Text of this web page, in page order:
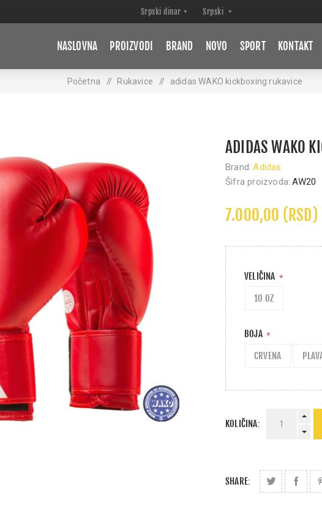
NASLOVNA PROIZVODI BRAND NOVO SPORT KONTAKT
Početna / Rukavice / adidas WAKO kickboxing rukavice
ADIDAS WAKO
Brand: Adidas
Šifra proizvoda: AW20
7.000,00 (RSD)
VELIČINA *
10 OZ
BOJA *
CRVENA
KOLIČINA:
SHARE: